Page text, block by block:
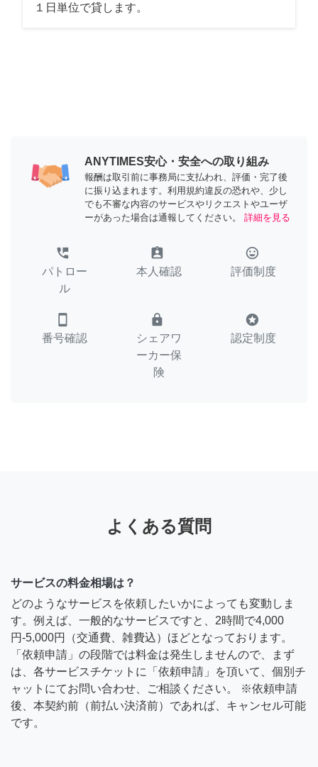
１日単位で貸します。
ANYTIMES安心・安全への取り組み
報酬は取引前に事務局に支払われ、評価・完了後
に振り込まれます。利用規約違反の恐れや、少し
でも不審な内容のサービスやリクエストやユーザ
ーがあった場合は通報してください。
詳細を見る
perm_phone_msg
パトロー
ル
assignment_ind
本人確認
tag_faces
評価制度
smartphone
番号確認
lock
シェアワ
ーカー保
険
stars
認定制度
よくある質問
サービスの料金相場は？
どのようなサービスを依頼したいかによっても変動しま
す。例えば、一般的なサービスですと、2時間で4,000
円-5,000円（交通費、雑費込）ほどとなっております。
「依頼申請」の段階では料金は発生しませんので、まず
は、各サービスチケットに「依頼申請」を頂いて、個別チ
ャットにてお問い合わせ、ご相談ください。 ※依頼申請
後、本契約前（前払い決済前）であれば、キャンセル可能
です。